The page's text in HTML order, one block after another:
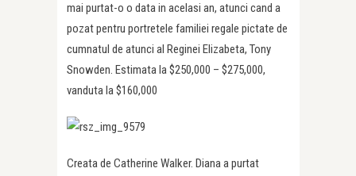
mai purtat-o o data in acelasi an, atunci cand a
pozat pentru portretele familiei regale pictate de
cumnatul de atunci al Reginei Elizabeta, Tony
Snowden. Estimata la $250,000 – $275,000,
vanduta la $160,000
Creata de Catherine Walker. Diana a purtat